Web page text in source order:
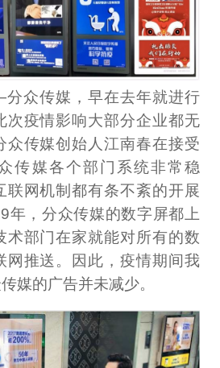
众传媒，早在去年就进行
次疫情影响大部分企业都无
众传媒创始人江南春在接受
传媒各个部门系统非常稳
联网机制都有条不紊的开展
年，分众传媒的数字屏都上
术部门在家就能对所有的数
网推送。因此，疫情期间我
媒的广告并未减少。